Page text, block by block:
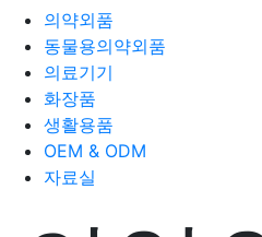
의약외품
동물용의약외품
의료기기
화장품
생활용품
OEM & ODM
자료실